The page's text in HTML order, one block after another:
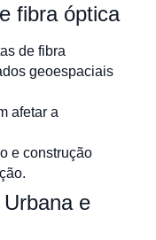
fibra óptica
de fibra
geoespaciais
afetar a
e construção
e